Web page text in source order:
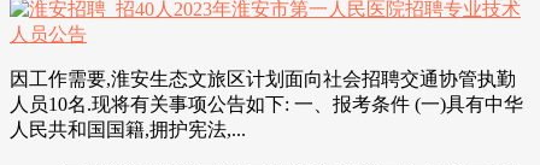
因工作需要,淮安生态文旅区计划面向社会招聘交通协管执勤
人员10名.现将有关事项公告如下: 一、报考条件 (一)具有中华
人民共和国国籍,拥护宪法,...